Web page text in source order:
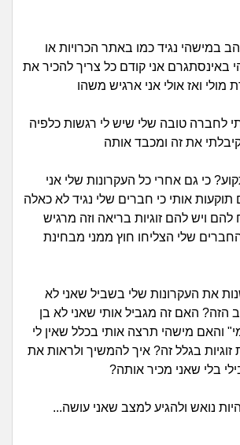
הורות ומשפחה
מהבקו"ם... ועד מתי?!
לימודים וסטודנטים
עבודה וקריירה
בית, שכנים ושותפים
מה שעובר עליי
שומרים על הגוף
במישהי נגיד כמו באתר הכרויות או
באינסתגרם אני קודם כל צריך להכיר את
ואז אולי אני ארגיש משהו
לחברה טובה שלי שיש לי רגשות כלפיה
את זה ומכבד אותה
כי גם אחרי כל העקרונות שלי אני
אותי כי חברים שלי נגיד לא כאלה
ויש להם זוגיות בריאה וזה מרגיש
שלי הצליחו חוץ ממני מבחינת
את העקרונות שלי בשביל שאני לא
הזה? האם זה מגביל אותי שאני לא בן
והאם מישהי תרצה אותי בכלל שאין לי
זוגיות בגלל זה? איך להמשיך ולראות את
בלי שאני מכיר אותה?
נואש ולהגיע למצב שאני עושה...